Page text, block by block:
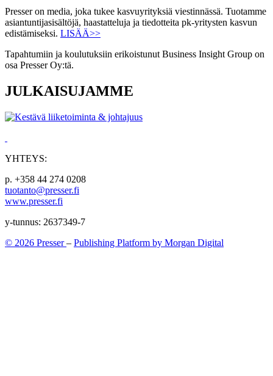
Presser on media, joka tukee kasvuyrityksiä viestinnässä. Tuotamme
asiantuntijasisältöjä, haastatteluja ja tiedotteita pk-yritysten kasvun
edistämiseksi. LISÄÄ>>
Tapahtumiin ja koulutuksiin erikoistunut Business Insight Group on
osa Presser Oy:tä.
JULKAISUJAMME
YHTEYS:
p. +358 44 274 0208
tuotanto@presser.fi
www.presser.fi
y-tunnus: 2637349-7
© 2026 Presser– Publishing Platform by Morgan Digital